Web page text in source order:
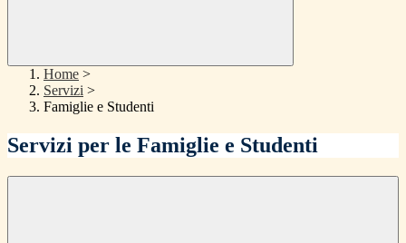
Home >
Servizi >
Famiglie e Studenti
Servizi per le Famiglie e Studenti